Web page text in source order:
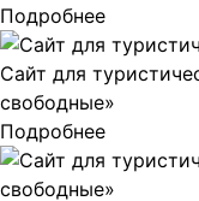
Подробнее
Сайт для
свободные»
Подробнее